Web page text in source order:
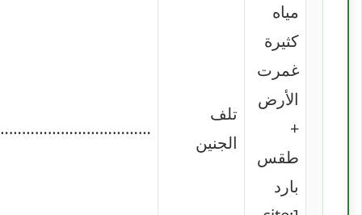
مياه
كثيرة
غمرت
الأرض
+
طقس
بارد
تلف
الجنين